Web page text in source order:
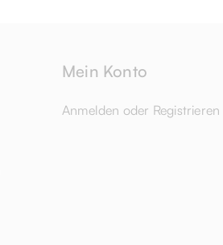
Mein Konto
Anmelden oder Registrieren